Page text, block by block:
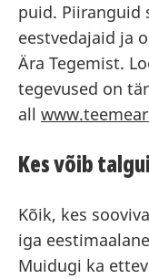
puid. Piiranguid
eestvedajaid ja
Ära Tegemist.
tegevused on
all
Kes võib
Kõik, kes
iga
Muidugi ka